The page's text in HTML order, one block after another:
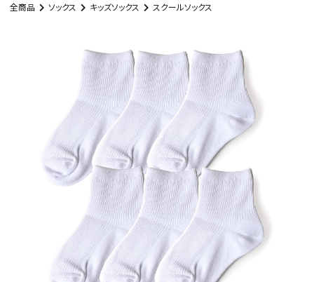
ACCOUNT MENU
ようこそ ゲスト 様
ログイン person 会員登録
コンテンツ
全商品 ソックス キッズソックス スクールソックス